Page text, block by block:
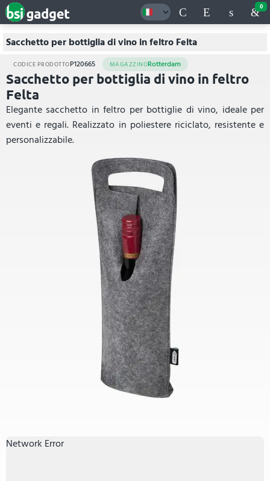
0
Sacchetto per bottiglia di vino in feltro Felta
CODICE PRODOTTOP120665 MAGAZZINORotterdam
Sacchetto per bottiglia di vino in feltro
Felta
Elegante sacchetto in feltro per bottiglie di vino, ideale per
eventi e regali. Realizzato in poliestere riciclato, resistente e
personalizzabile.
Network Error